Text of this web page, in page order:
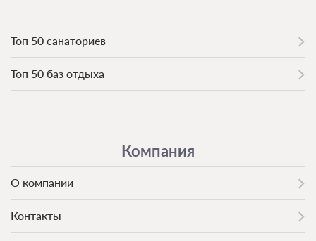
Топ 50 санаториев
Топ 50 баз отдыха
Компания
О компании
Контакты